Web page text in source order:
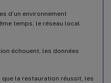
d’un environnement
temps, le réseau local
échouent, les données
que la restauration réussit, les